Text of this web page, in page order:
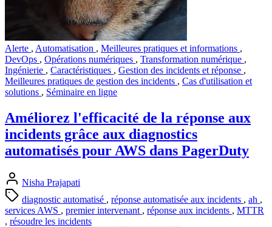
Alerte , Automatisation , Meilleures pratiques et informations ,
DevOps , Opérations numériques , Transformation numérique ,
Ingénierie , Caractéristiques , Gestion des incidents et réponse ,
Meilleures pratiques de gestion des incidents , Cas d'utilisation et
solutions , Séminaire en ligne
Améliorez l'efficacité de la réponse aux
incidents grâce aux diagnostics
automatisés pour AWS dans PagerDuty
Nisha Prajapati
diagnostic automatisé , réponse automatisée aux incidents , ah ,
services AWS , premier intervenant , réponse aux incidents , MTTR
, résoudre les incidents